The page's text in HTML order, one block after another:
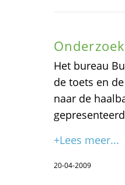
Het bureau
de toets en
naar de
+Lees meer...
20-04-2009